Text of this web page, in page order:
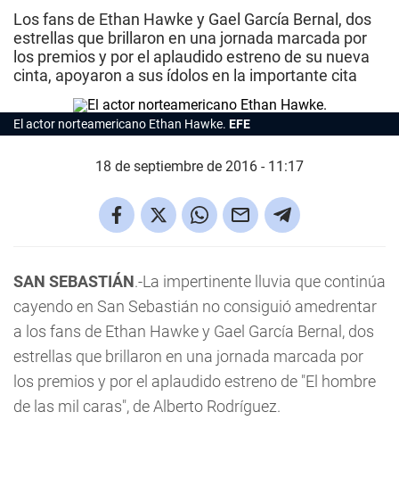
Los fans de Ethan Hawke y Gael García Bernal, dos
estrellas que brillaron en una jornada marcada por
los premios y por el aplaudido estreno de su nueva
cinta, apoyaron a sus ídolos en la importante cita
El actor norteamericano Ethan Hawke. EFE
18 de septiembre de 2016 - 11:17
SAN SEBASTIÁN.-La impertinente lluvia que continúa
cayendo en San Sebastián no consiguió amedrentar
a los fans de Ethan Hawke y Gael García Bernal, dos
estrellas que brillaron en una jornada marcada por
los premios y por el aplaudido estreno de "El hombre
de las mil caras", de Alberto Rodríguez.